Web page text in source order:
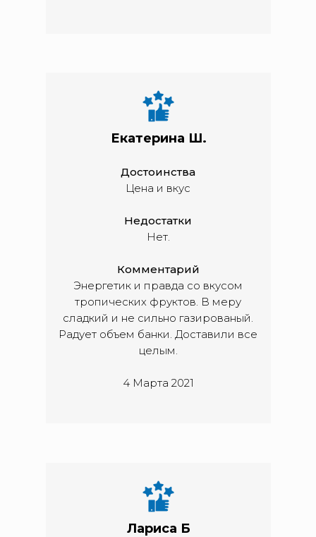
Достоинства
Цена и вкус
Недостатки
Нет.
Комментарий
Энергетик и правда со вкусом
тропических фруктов. В меру
сладкий и не сильно газированый.
Радует объем банки. Доставили все
целым.
4 Марта 2021
Екатерина Ш.
Лариса Б